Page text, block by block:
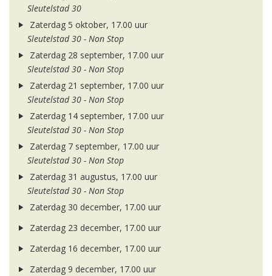
Sleutelstad 30
Zaterdag 5 oktober, 17.00 uur
Sleutelstad 30 - Non Stop
Zaterdag 28 september, 17.00 uur
Sleutelstad 30 - Non Stop
Zaterdag 21 september, 17.00 uur
Sleutelstad 30 - Non Stop
Zaterdag 14 september, 17.00 uur
Sleutelstad 30 - Non Stop
Zaterdag 7 september, 17.00 uur
Sleutelstad 30 - Non Stop
Zaterdag 31 augustus, 17.00 uur
Sleutelstad 30 - Non Stop
Zaterdag 30 december, 17.00 uur
Zaterdag 23 december, 17.00 uur
Zaterdag 16 december, 17.00 uur
Zaterdag 9 december, 17.00 uur